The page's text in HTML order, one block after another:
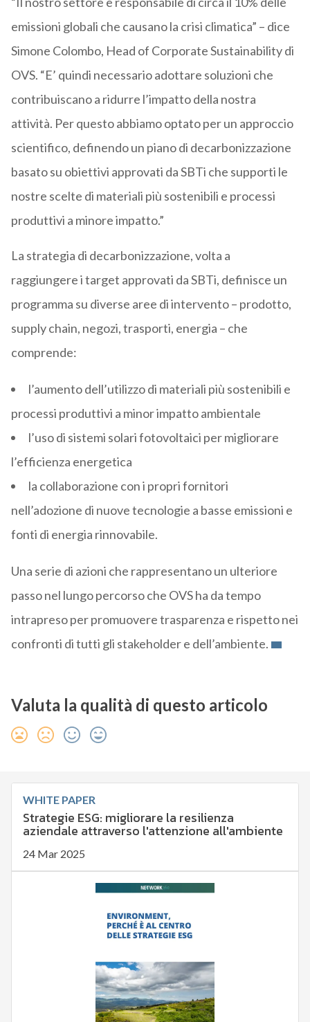
emissioni globali che causano la crisi climatica” – dice
Simone Colombo, Head of Corporate Sustainability di
OVS. “E’ quindi necessario adottare soluzioni che
contribuiscano a ridurre l’impatto della nostra
attività. Per questo abbiamo optato per un approccio
scientifico, definendo un piano di decarbonizzazione
basato su obiettivi approvati da SBTi che supporti le
nostre scelte di materiali più sostenibili e processi
produttivi a minore impatto.”
La strategia di decarbonizzazione, volta a
raggiungere i target approvati da SBTi, definisce un
programma su diverse aree di intervento – prodotto,
supply chain, negozi, trasporti, energia – che
comprende:
l’aumento dell’utilizzo di materiali più sostenibili e
processi produttivi a minor impatto ambientale
l’uso di sistemi solari fotovoltaici per migliorare
l’efficienza energetica
la collaborazione con i propri fornitori
nell’adozione di nuove tecnologie a basse emissioni e
fonti di energia rinnovabile.
Una serie di azioni che rappresentano un ulteriore
passo nel lungo percorso che OVS ha da tempo
intrapreso per promuovere trasparenza e rispetto nei
confronti di tutti gli stakeholder e dell’ambiente.
Valuta la qualità di questo articolo
WHITE PAPER
Strategie ESG: migliorare la resilienza
aziendale attraverso l'attenzione all'ambiente
24 Mar 2025